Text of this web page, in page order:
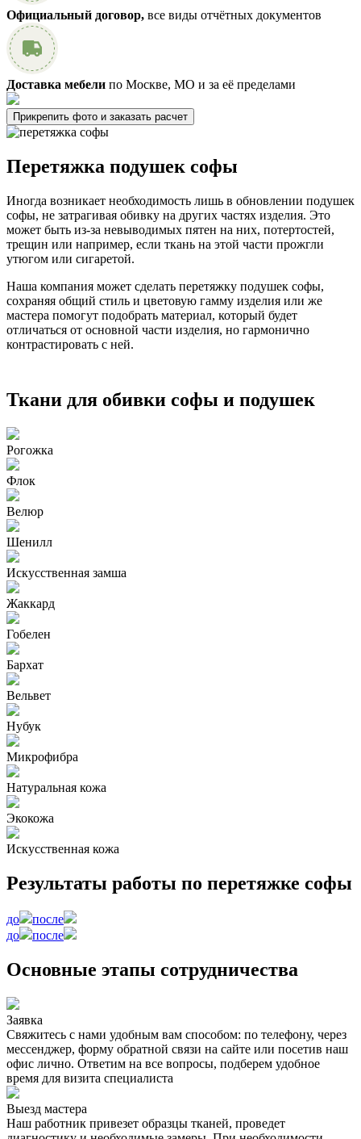
Официальный договор, все виды отчётных документов
Доставка мебели по Москве, МО и за её пределами
Прикрепить фото и заказать расчет
Перетяжка подушек софы
Иногда возникает необходимость лишь в обновлении подушек
софы, не затрагивая обивку на других частях изделия. Это
может быть из-за невыводимых пятен на них, потертостей,
трещин или например, если ткань на этой части прожгли
утюгом или сигаретой.
Наша компания может сделать перетяжку подушек софы,
сохраняя общий стиль и цветовую гамму изделия или же
мастера помогут подобрать материал, который будет
отличаться от основной части изделия, но гармонично
контрастировать с ней.
Ткани для обивки софы и подушек
Рогожка
Флок
Велюр
Шенилл
Искусственная замша
Жаккард
Гобелен
Бархат
Вельвет
Нубук
Микрофибра
Натуральная кожа
Экокожа
Искусственная кожа
Результаты работы по перетяжке софы
до
после
до
после
Основные этапы сотрудничества
Заявка
Свяжитесь с нами удобным вам способом: по телефону, через
мессенджер, форму обратной связи на сайте или посетив наш
офис лично. Ответим на все вопросы, подберем удобное
время для визита специалиста
Выезд мастера
Наш работник привезет образцы тканей, проведет